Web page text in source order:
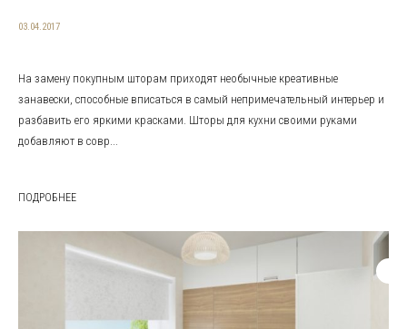
03.04.2017
На замену покупным шторам приходят необычные креативные
занавески, способные вписаться в самый непримечательный интерьер и
разбавить его яркими красками. Шторы для кухни своими руками
добавляют в совр...
ПОДРОБНЕЕ